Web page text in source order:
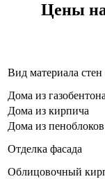
Цены на
Вид материала стен
Дома из газобентона
Дома из кирпича
Дома из пеноблоков
Отделка фасада
Облицовочный